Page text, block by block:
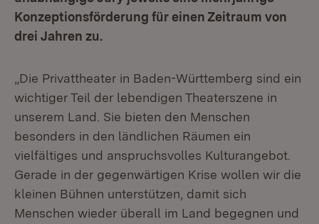
Konzeptionsförderung für einen Zeitraum von
drei Jahren zu.
„Die Privattheater in Baden-Württemberg sind ein
wichtiger Teil der lebendigen Theaterszene in
unserem Land. Sie bieten den Menschen
besonders in den ländlichen Räumen ein
vielfältiges und anspruchsvolles Kulturangebot.
Gerade in der gegenwärtigen Krise wollen wir die
kleinen Bühnen unterstützen, damit sich
Menschen wieder überall im Land begegnen und